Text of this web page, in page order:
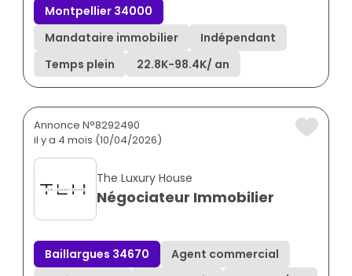
Montpellier 34000
Mandataire immobilier
Indépendant
Temps plein
22.8K-98.4K/ an
Annonce N°8292490
il y a 4 mois (10/04/2026)
The Luxury House
Négociateur Immobilier
Baillargues 34670
Agent commercial